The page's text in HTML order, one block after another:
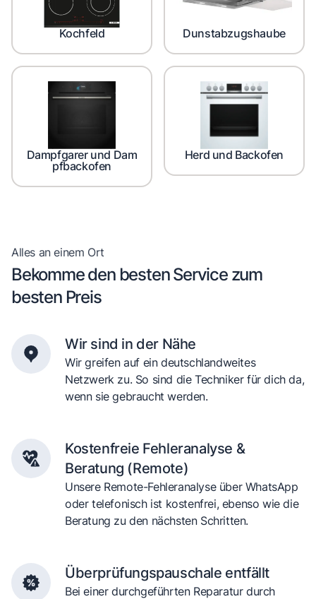
Kochfeld Dunstabzugshaube
Dampfgarer und Dam
pfbackofen
Herd und Backofen
Alles an einem Ort
Bekomme den besten Service zum
besten Preis
Wir sind in der Nähe
Wir greifen auf ein deutschlandweites
Netzwerk zu. So sind die Techniker für dich da,
wenn sie gebraucht werden.
Kostenfreie Fehleranalyse &
Beratung (Remote)
Unsere Remote-Fehleranalyse über WhatsApp
oder telefonisch ist kostenfrei, ebenso wie die
Beratung zu den nächsten Schritten.
Überprüfungspauschale entfällt
Bei einer durchgeführten Reparatur durch